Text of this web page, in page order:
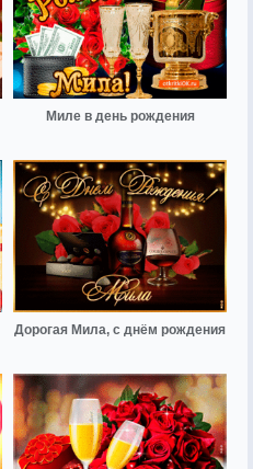
Миле в день рождения
Дорогая Мила, с днём рождения